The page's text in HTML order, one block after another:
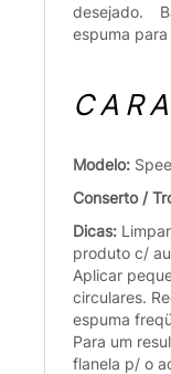
desejado.
espuma
Modelo:
Conserto /
Dicas:
produto c/
Aplicar
circulares.
espuma
Para um
flanela p/ o